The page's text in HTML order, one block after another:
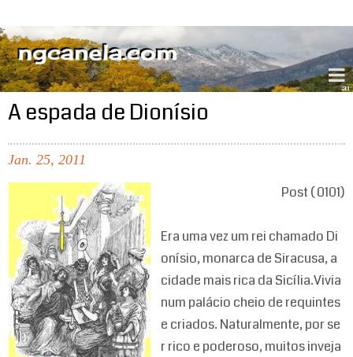
A espada de Dionísio
Jan. 25, 2011
Post ( 0101)
Era uma vez um rei chamado Di
onísio, monarca de Siracusa, a
cidade mais rica da Sicília.Vivia
num palácio cheio de requintes
e criados. Naturalmente, por se
r rico e poderoso, muitos inveja